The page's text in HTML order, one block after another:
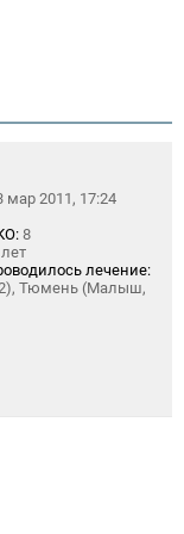
мар 2011, 17:24
8
лечение:
Тюмень (Малыш,